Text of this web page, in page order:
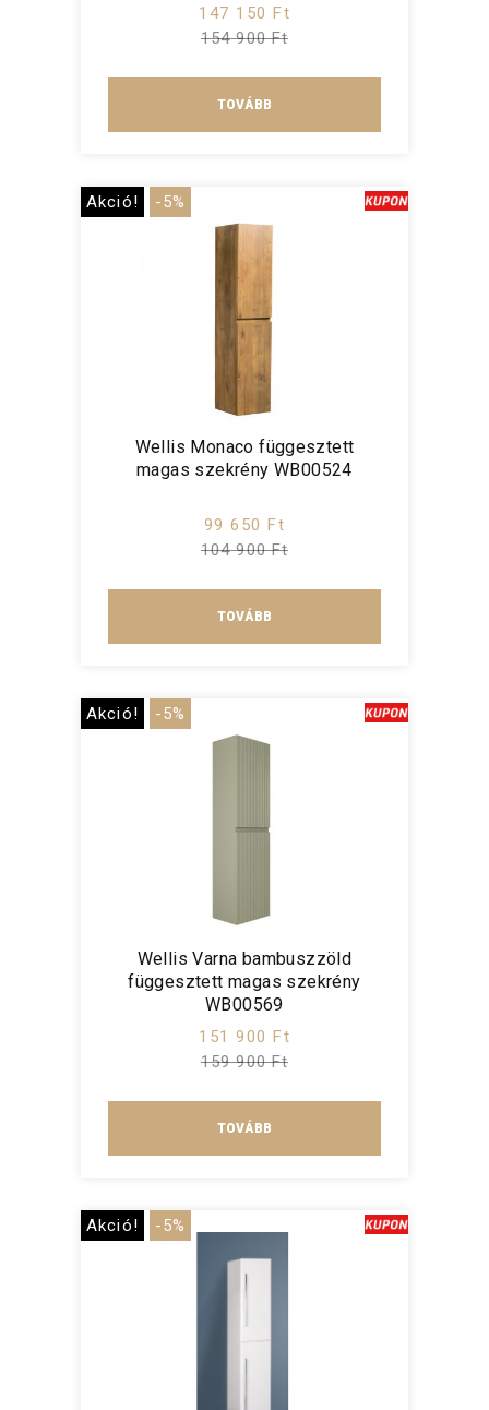
147 150 Ft
154 900 Ft
TOVÁBB
Akció! -5%
Wellis Monaco függesztett
magas szekrény WB00524
99 650 Ft
104 900 Ft
TOVÁBB
Akció! -5%
Wellis Varna bambuszzöld
függesztett magas szekrény
WB00569
151 900 Ft
159 900 Ft
TOVÁBB
Akció! -5%